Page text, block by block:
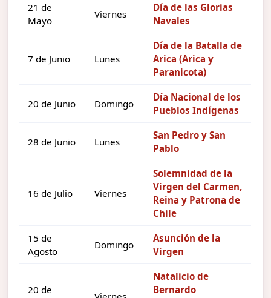
21 de
Mayo
Viernes
Día de las Glorias
Navales
7 de Junio Lunes
Día de la Batalla de
Arica (Arica y
Paranicota)
20 de Junio Domingo
Día Nacional de los
Pueblos Indígenas
28 de Junio Lunes
San Pedro y San
Pablo
16 de Julio Viernes
Solemnidad de la
Virgen del Carmen,
Reina y Patrona de
Chile
15 de
Agosto
Domingo
Asunción de la
Virgen
20 de
Natalicio de
Bernardo